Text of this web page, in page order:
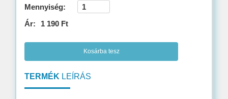
Mennyiség:
Ár:
1 190 Ft
Kosárba tesz
TERMÉK LEÍRÁS